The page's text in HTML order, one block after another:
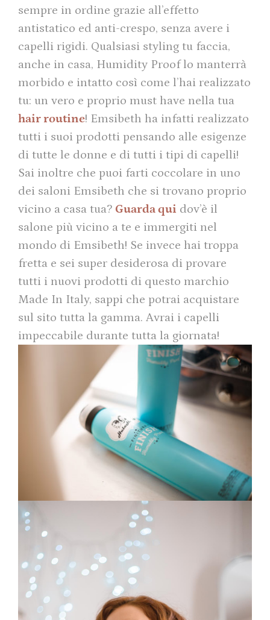
sempre in ordine grazie all’effetto
antistatico ed anti-crespo, senza avere i
capelli rigidi. Qualsiasi styling tu faccia,
anche in casa, Humidity Proof lo manterrà
morbido e intatto così come l’hai realizzato
tu: un vero e proprio must have nella tua
hair routine! Emsibeth ha infatti realizzato
tutti i suoi prodotti pensando alle esigenze
di tutte le donne e di tutti i tipi di capelli!
Sai inoltre che puoi farti coccolare in uno
dei saloni Emsibeth che si trovano proprio
vicino a casa tua? Guarda qui dov’è il
salone più vicino a te e immergiti nel
mondo di Emsibeth! Se invece hai troppa
fretta e sei super desiderosa di provare
tutti i nuovi prodotti di questo marchio
Made In Italy, sappi che potrai acquistare
sul sito tutta la gamma. Avrai i capelli
impeccabile durante tutta la giornata!